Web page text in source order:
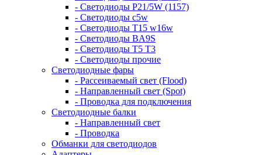
- Светодиоды P21/5W (1157)
- Светодиоды c5w
- Светодиоды T15 w16w
- Светодиоды BA9S
- Светодиоды T5 T3
- Светодиоды прочие
Светодиодные фары
- Рассеиваемый свет (Flood)
- Направленный свет (Spot)
- Проводка для подключения
Светодиодные балки
- Направленный свет
- Проводка
Обманки для светодиодов